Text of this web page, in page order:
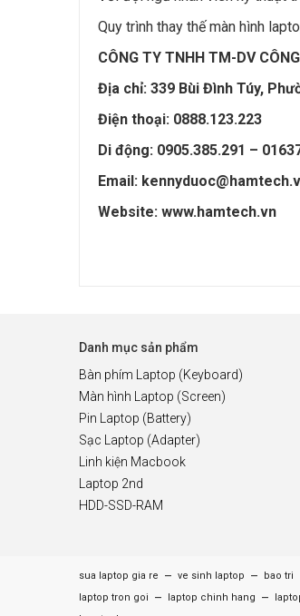
Quy trình thay thế màn hình
CÔNG TY TNHH TM-DV
Địa chỉ: 339 Bùi Đình Túy,
Điện thoại: 0888.123.223
Di động: 0905.385.291 –
Email:
Website: www.hamtech.vn
Danh mục sản phẩm
Bàn phím Laptop (Keyboard)
Màn hình Laptop (Screen)
Pin Laptop (Battery)
Sạc Laptop (Adapter)
Linh kiện Macbook
Laptop 2nd
HDD-SSD-RAM
sua laptop gia re – ve sinh laptop –
bao tri
laptop tron goi
– laptop chinh hang –